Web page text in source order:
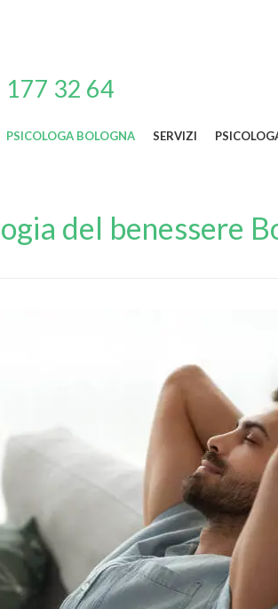
177 32 64
PSICOLOGA BOLOGNA SERVIZI
del benessere